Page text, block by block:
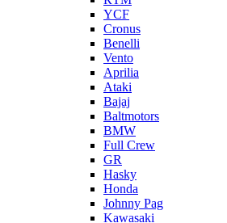
YCF
Cronus
Benelli
Vento
Aprilia
Ataki
Bajaj
Baltmotors
BMW
Full Crew
GR
Hasky
Honda
Johnny Pag
Kawasaki